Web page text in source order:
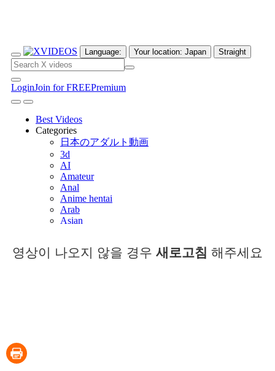
영상이 나오지 않을 경우 새로고침 해주세요